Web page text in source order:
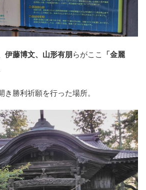
伊藤博文、山形有朋らがここ
「金麗
勝利祈願を行った場所。